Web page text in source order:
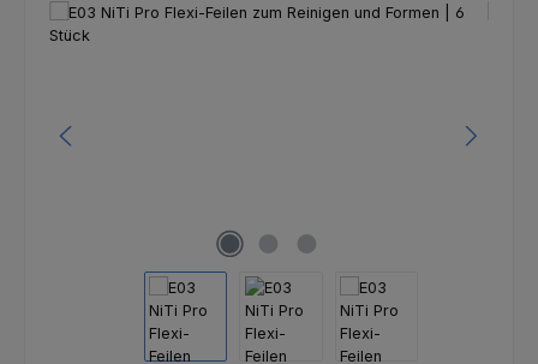
Bildergalerie überspringen